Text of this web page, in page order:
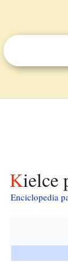
Enciclopedia